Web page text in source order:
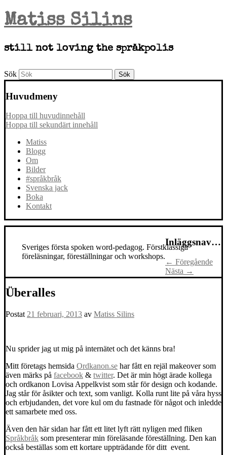
Matiss Silins
still not loving the språkpolis
Sök
Huvudmeny
Hoppa till huvudinnehåll
Hoppa till sekundärt innehåll
Matiss
Blogg
Om
Bilder
#språkbråk
Svenska jack
Boka
Kontakt
Sveriges första spoken word-pedagog. Förstklassiga
föreläsningar, föreställningar och workshops.
Inläggsnavigering
← Föregående
Nästa →
Überalles
Postat 21 februari, 2013 av Matiss Silins
Nu sprider jag ut mig på internätet och det känns bra!
Mitt företags hemsida Ordkanon.se har fått en rejäl makeover som
även märks på facebook & twitter. Det är min högt ärade kollega
och ordkanon Lovisa Appelkvist som står för design och kodande.
Jag står för åsikter och text, som vanligt. Kolla runt lite på våra hyss
och erbjudanden, det vore kul om du fastnade för något och inledde
ett samarbete med oss.
Även den här sidan har fått ett litet lyft rätt nyligen med fliken
Språkbråk som presenterar min föreläsande föreställning. Den kan
också beställas som ett kortare uppträdande för ditt event.